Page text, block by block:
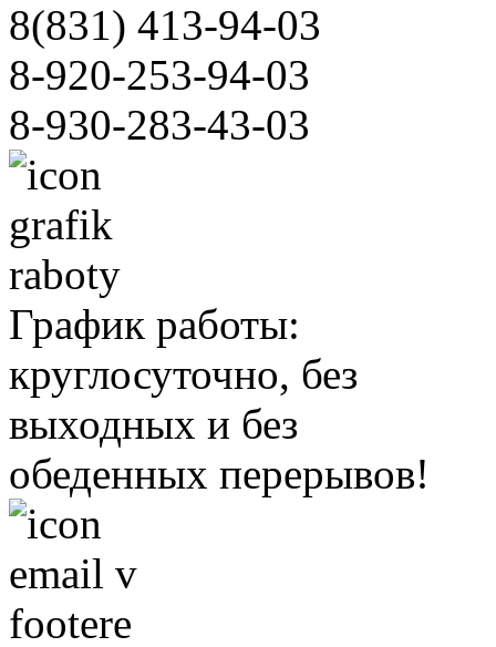
8(831) 413-94-03
8-920-253-94-03
8-930-283-43-03
График работы:
круглосуточно, без
выходных и без
обеденных перерывов!